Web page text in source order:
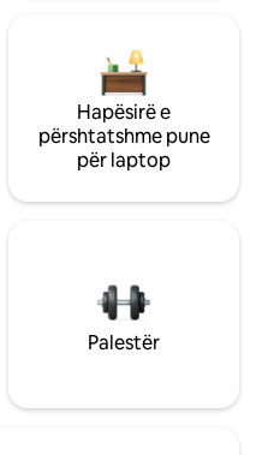
Hapësirë e
përshtatshme pune
për laptop
Palestër